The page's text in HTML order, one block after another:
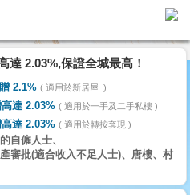
達 2.03%,保證全城最高！
2.1% 適用於新居屋
達 2.03% 適用於一手及二手私樓
達 2.03% 適用於轉按套現
自僱人士、
審批(適合收入不足人士)、唐樓、村